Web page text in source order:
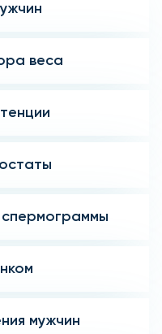
веса
спермограммы
мужчин